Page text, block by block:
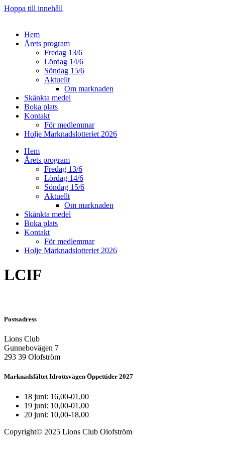
Hoppa till innehåll
Hem
Årets program
Fredag 13/6
Lördag 14/6
Söndag 15/6
Aktuellt
Om marknaden
Skänkta medel
Boka plats
Kontakt
För medlemmar
Holje Marknadslotteriet 2026
Hem
Årets program
Fredag 13/6
Lördag 14/6
Söndag 15/6
Aktuellt
Om marknaden
Skänkta medel
Boka plats
Kontakt
För medlemmar
Holje Marknadslotteriet 2026
LCIF
Postsadress
Lions Club
Gunnebovägen 7
293 39 Olofström
Marknadsfältet Idrottsvägen Öppettider 2027
18 juni: 16,00-01,00
19 juni: 10,00-01,00
20 juni: 10,00-18,00
Copyright© 2025 Lions Club Olofström